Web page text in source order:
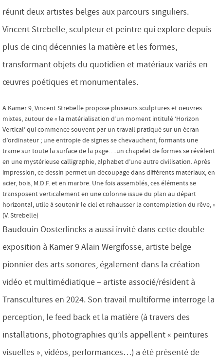
réunit deux artistes belges aux parcours singuliers.
Vincent Strebelle, sculpteur et peintre qui explore depuis
plus de cinq décennies la matière et les formes,
transformant objets du quotidien et matériaux variés en
œuvres poétiques et monumentales.
A Kamer 9, Vincent Strebelle propose plusieurs sculptures et oeuvres
mixtes, autour de « la matérialisation d’un moment intitulé ‘Horizon
Vertical’ qui commence souvent par un travail pratiqué sur un écran
d’ordinateur ; une entropie de signes se chevauchent, formants une
trame sur toute la surface de la page….un chapelet de formes se révèlent
en une mystérieuse calligraphie, alphabet d’une autre civilisation. Après
impression, ce dessin permet un découpage dans différents matériaux, en
acier, bois, M.D.F. et en marbre. Une fois assemblés, ces éléments se
transposent verticalement en une colonne issue du plan au départ
horizontal, utile à soutenir le ciel et rehausser la contemplation du rêve, »
(V. Strebelle)
Baudouin Oosterlincks a aussi invité dans cette double
exposition à Kamer 9 Alain Wergifosse, artiste belge
pionnier des arts sonores, également dans la création
vidéo et multimédiatique – artiste associé/résident à
Transcultures en 2024. Son travail multiforme interroge la
perception, le feed back et la matière (à travers des
installations, photographies qu’ils appellent « peintures
visuelles », vidéos, performances…) a été présenté de